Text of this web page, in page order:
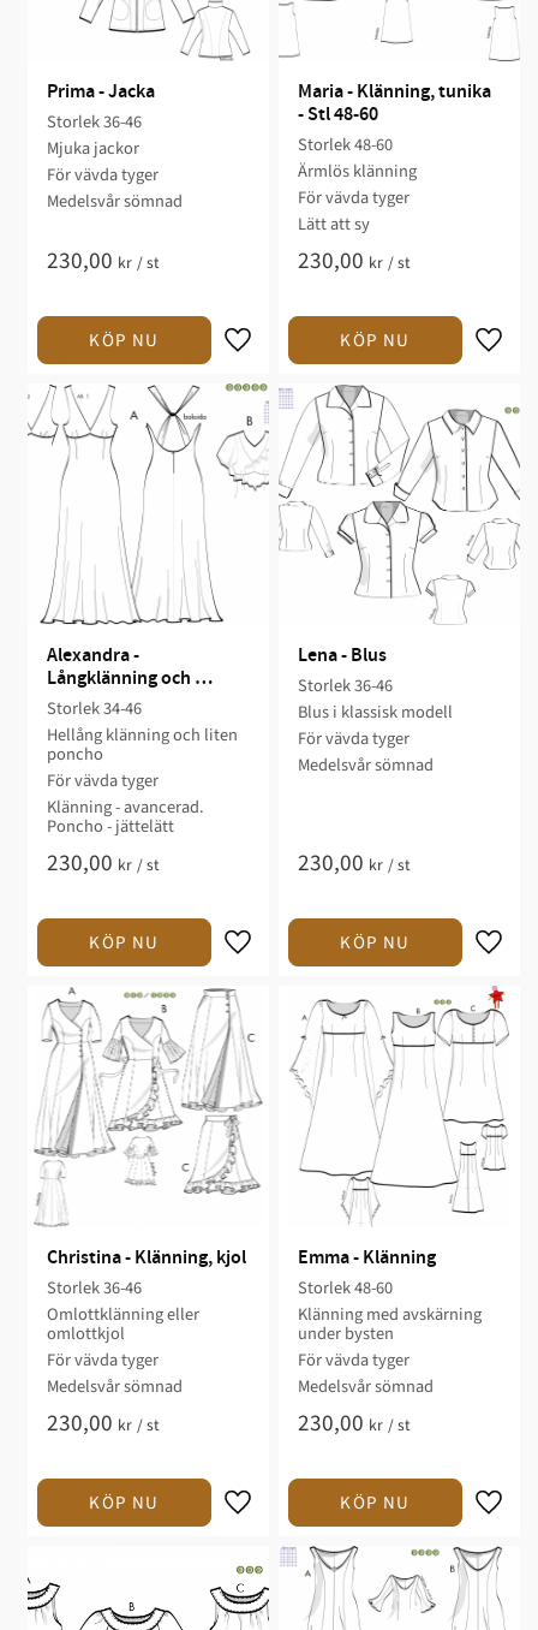
Prima - Jacka
Storlek 36-46​​​​​​​
Mjuka jackor​​​
​För vävda tyger​
Medelsvår sömnad​​
230,00 kr /st
Maria - Klänning, tunika
- Stl 48-60
Storlek 48-60​​​​
Ärmlös klänning​​​​
För vävda tyger​​
Lätt att sy​​
230,00 kr /st
Alexandra -
Långklänning och
festponcho
Storlek 34-46​
Hellång klänning och liten
poncho​​
För vävda tyger​
​Klänning - avancerad.
Poncho - jättelätt​
230,00 kr /st
Lena - Blus
Storlek 36-46
Blus i klassisk modell​
För vävda tyger​​
Medelsvår sömnad​​
230,00 kr /st
Christina - Klänning, kjol
Storlek 36-46
Omlottklänning eller
omlottkjol​​​​​​​​​
För vävda tyger​​
Medelsvår sömnad​
230,00 kr /st
Emma - Klänning
Storlek 48-60
Klänning med avskärning
under bysten​​​
För vävda tyger​
​Medelsvår sömnad
230,00 kr /st